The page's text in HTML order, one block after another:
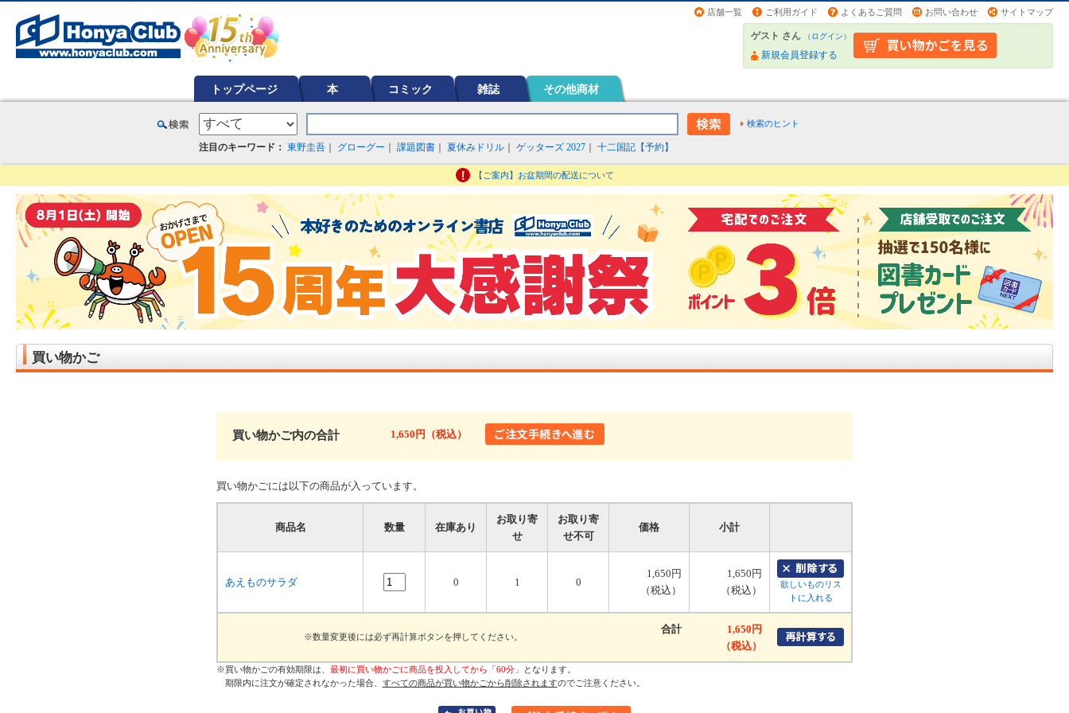
店舗一覧 ご利用ガイド よくあるご質問 お問い合わせ サイトマップ
ゲスト さん （ログイン）
新規会員登録する
トップページ 本 コミック 雑誌 その他商材
検索のヒント
注目のキーワード： 東野圭吾 グローグー 課題図書 夏休みドリル ゲッターズ 2027 十二国記【予約】
【ご案内】お盆期間の配送について
買い物かご
買い物かご内の合計 1,650円（税込）
買い物かごには以下の商品が入っています。
商品名 数量 在庫あり
お取り寄
せ
お取り寄
せ不可
価格 小計
あえものサラダ 0 1 0
1,650円
（税込）
1,650円
（税込）
欲しいものリス
トに入れる
※数量変更後には必ず再計算ボタンを押してください。
合計
1,650円
（税込）
※買い物かごの有効期限は、 最初に買い物かごに商品を投入してから「60分」
となります。
期限内に注文が確定されなかった場合、 すべての商品が買い物かごから削除されますのでご注意ください。